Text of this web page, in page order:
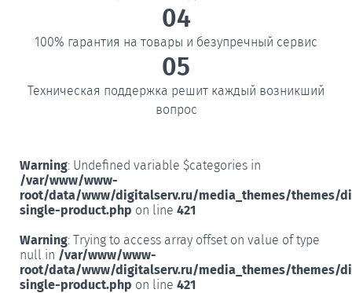
04
100% гарантия на товары и безупречный сервис
05
Техническая поддержка решит каждый возникший
вопрос
Warning: Undefined variable $categories in
/var/www/www-
root/data/www/digitalserv.ru/media_themes/themes/
single-product.php on line 421
Warning: Trying to access array offset on value of type
null in /var/www/www-
root/data/www/digitalserv.ru/media_themes/themes/
single-product.php on line 421